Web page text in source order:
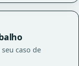
caso de